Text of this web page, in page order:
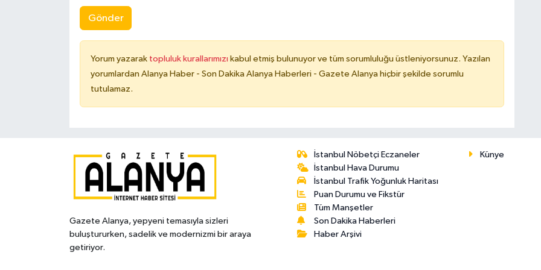
Gönder
Yorum yazarak topluluk kurallarımızı kabul etmiş bulunuyor ve tüm sorumluluğu üstleniyorsunuz. Yazılan
yorumlardan Alanya Haber - Son Dakika Alanya Haberleri - Gazete Alanya hiçbir şekilde sorumlu
tutulamaz.
Gazete Alanya, yepyeni temasıyla sizleri
buluştururken, sadelik ve modernizmi bir araya
getiriyor.
İstanbul Nöbetçi Eczaneler
İstanbul Hava Durumu
İstanbul Trafik Yoğunluk Haritası
Puan Durumu ve Fikstür
Tüm Manşetler
Son Dakika Haberleri
Haber Arşivi
Künye